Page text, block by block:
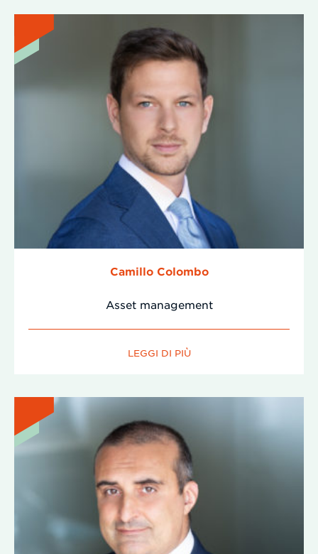
Camillo Colombo
Asset management
LEGGI DI PIÙ